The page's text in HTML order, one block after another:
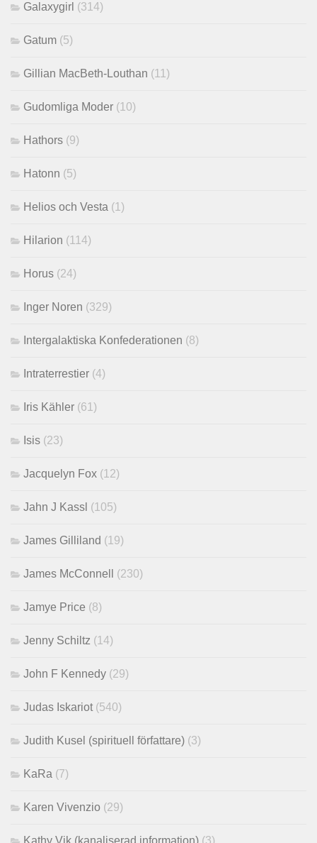
Galaxygirl (314)
Gatum (5)
Gillian MacBeth-Louthan (11)
Gudomliga Moder (10)
Hathors (9)
Hatonn (5)
Helios och Vesta (1)
Hilarion (114)
Horus (24)
Inger Noren (329)
Intergalaktiska Konfederationen (8)
Intraterrestier (4)
Iris Kähler (61)
Isis (23)
Jacquelyn Fox (12)
Jahn J Kassl (105)
James Gilliland (19)
James McConnell (230)
Jamye Price (8)
Jenny Schiltz (14)
John F Kennedy (29)
Judas Iskariot(540)
Judith Kusel (spirituell författare) (3)
KaRa (7)
Karen Vivenzio (29)